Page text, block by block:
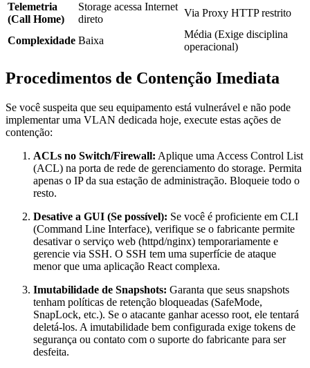
Telemetria
(Call Home)
Storage acessa Internet
direto
Via Proxy HTTP restrito
Complexidade Baixa
Média (Exige disciplina
operacional)
Procedimentos de Contenção Imediata
Se você suspeita que seu equipamento está vulnerável e não pode
implementar uma VLAN dedicada hoje, execute estas ações de
contenção:
ACLs no Switch/Firewall: Aplique uma Access Control List
(ACL) na porta de rede de gerenciamento do storage. Permita
apenas o IP da sua estação de administração. Bloqueie todo o
resto.
Desative a GUI (Se possível): Se você é proficiente em CLI
(Command Line Interface), verifique se o fabricante permite
desativar o serviço web (httpd/nginx) temporariamente e
gerencie via SSH. O SSH tem uma superfície de ataque
menor que uma aplicação React complexa.
Imutabilidade de Snapshots: Garanta que seus snapshots
tenham políticas de retenção bloqueadas (SafeMode,
SnapLock, etc.). Se o atacante ganhar acesso root, ele tentará
deletá-los. A imutabilidade bem configurada exige tokens de
segurança ou contato com o suporte do fabricante para ser
desfeita.